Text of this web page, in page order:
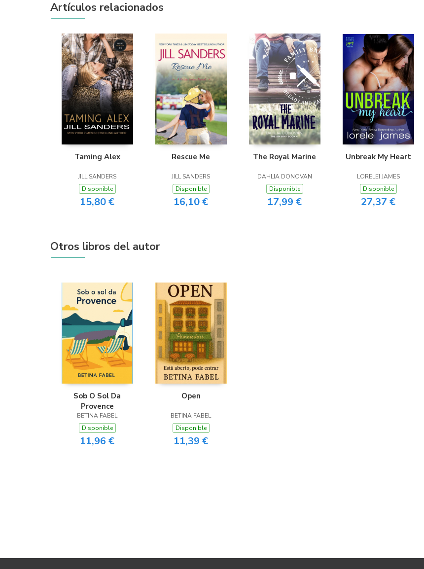
Artículos relacionados
Taming Alex
JILL SANDERS
Disponible
15,80 €
Rescue Me
JILL SANDERS
Disponible
16,10 €
The Royal Marine
DAHLIA DONOVAN
Disponible
17,99 €
Unbreak My Heart
LORELEI JAMES
Disponible
27,37 €
Otros libros del autor
Sob O Sol Da
Provence
BETINA FABEL
Disponible
11,96 €
Open
BETINA FABEL
Disponible
11,39 €